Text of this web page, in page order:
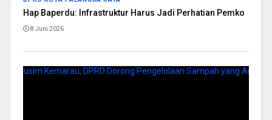
Hap Baperdu: Infrastruktur Harus Jadi Perhatian Pemko
8 Juni 2026